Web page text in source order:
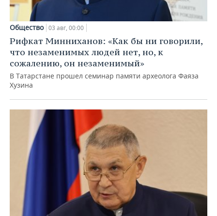
Общество 03 авг, 00:00
Рифкат Минниханов: «Как бы ни говорили,
что незаменимых людей нет, но, к
сожалению, он незаменимый»
В Татарстане прошел семинар памяти археолога Фаяза
Хузина